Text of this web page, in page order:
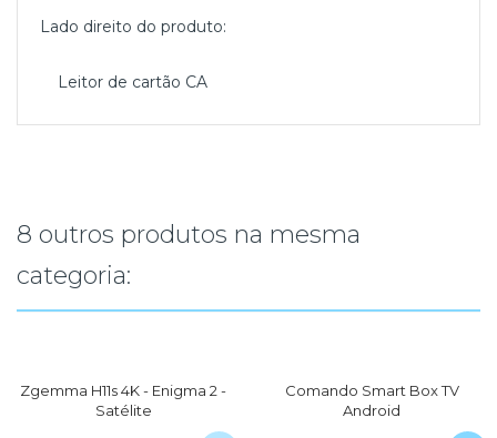
Lado direito do produto:
Leitor de cartão CA
8 outros produtos na mesma
categoria:
Zgemma H11s 4K - Enigma 2 -
Satélite
Comando Smart Box TV
Android